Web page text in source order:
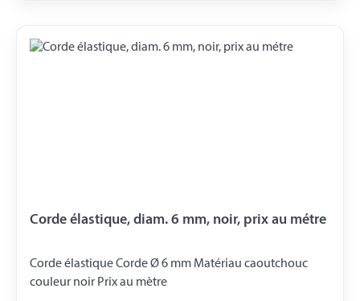
Corde élastique, diam. 6 mm, noir, prix au métre
Corde élastique Corde Ø 6 mm Matériau caoutchouc
couleur noir Prix ​​au mètre